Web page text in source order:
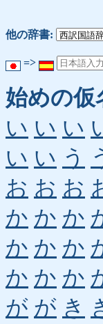
他の辞書:
=>
始めの仮
い い い
い い う
お お お
か か か
か か か
か か か
が が き